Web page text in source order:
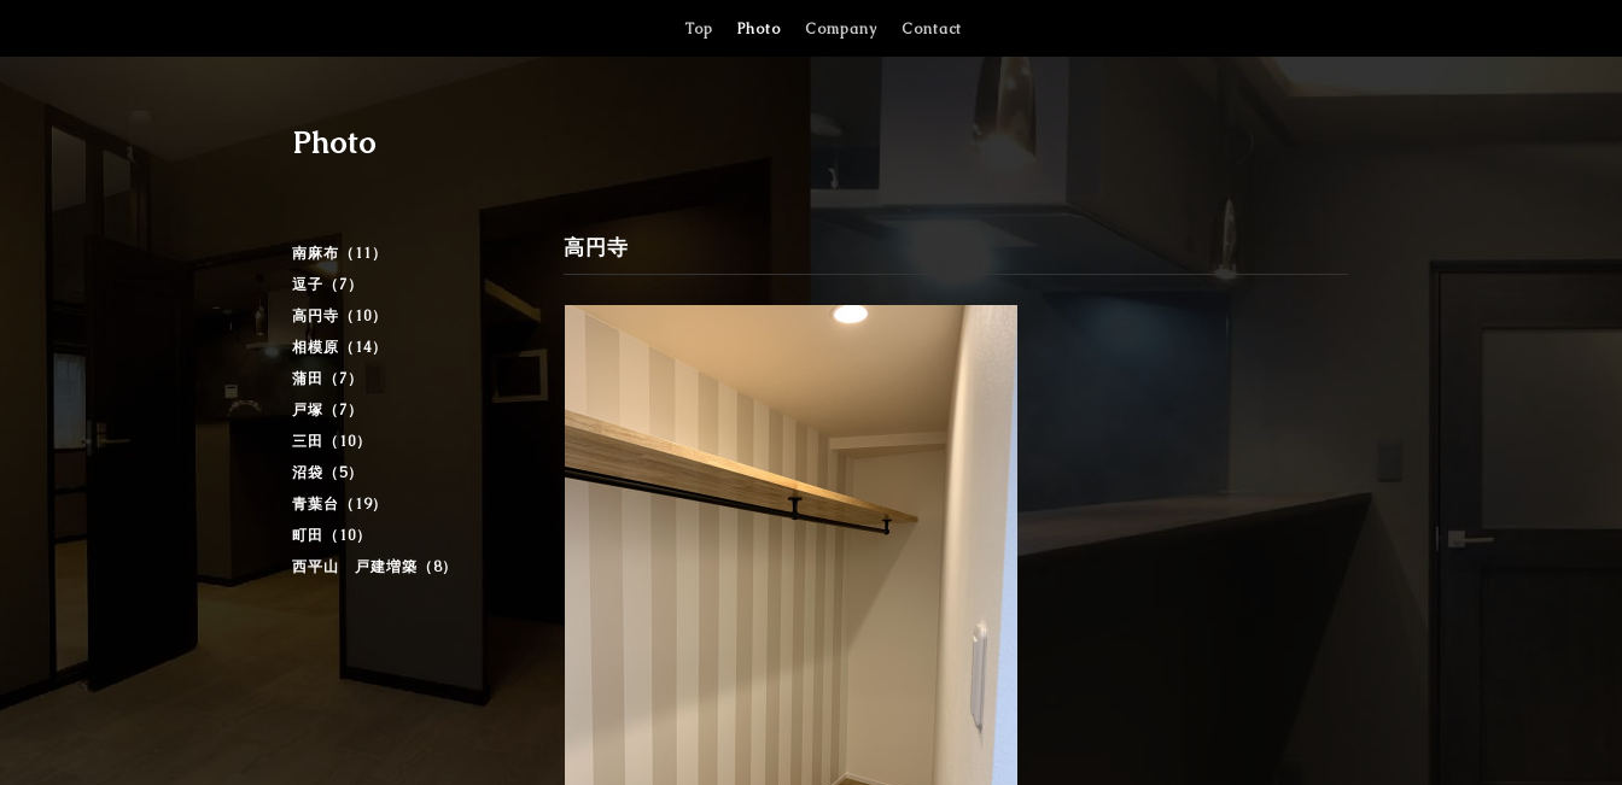
Top Photo Company Contact
南麻布（11）
逗子（7）
高円寺（10）
相模原（14）
蒲田（7）
戸塚（7）
三田（10）
沼袋（5）
青葉台（19）
町田（10）
西平山 戸建増築（8）
Photo
高円寺